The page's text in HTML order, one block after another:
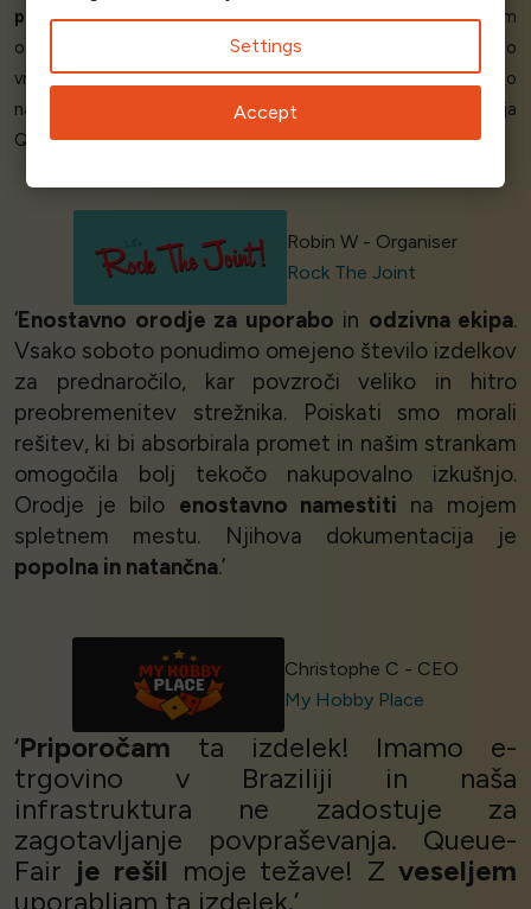
preprečiti preobremenitev strežnikain našim strankam
omogoča, da zlahka vidijo, da so pravično razvrščene v čakalno
vrsto. Naše stranke lahko v realnem času spremljajo
napredovanje čakalne vrste. Izdelek in storitev podjetja
Queue-Fairsta presegla naša pričakovanja.’
Robin W - Organiser
Rock The Joint
‘Enostavno orodje za uporabo in odzivna ekipa.
Vsako soboto ponudimo omejeno število izdelkov
za prednaročilo, kar povzroči veliko in hitro
preobremenitev strežnika. Poiskati smo morali
rešitev, ki bi absorbirala promet in našim strankam
omogočila bolj tekočo nakupovalno izkušnjo.
Orodje je bilo enostavno namestiti na mojem
spletnem mestu. Njihova dokumentacija je
popolna in natančna.’
Christophe C - CEO
My Hobby Place
‘Priporočam ta izdelek! Imamo e-
trgovino v Braziliji in naša
infrastruktura ne zadostuje za
zagotavljanje povpraševanja. Queue-
Fair je rešil moje težave! Z veseljem
uporabljam ta izdelek.’
Settings
Accept